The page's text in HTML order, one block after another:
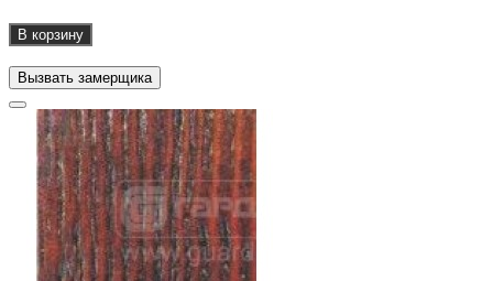
В корзину
Вызвать замерщика